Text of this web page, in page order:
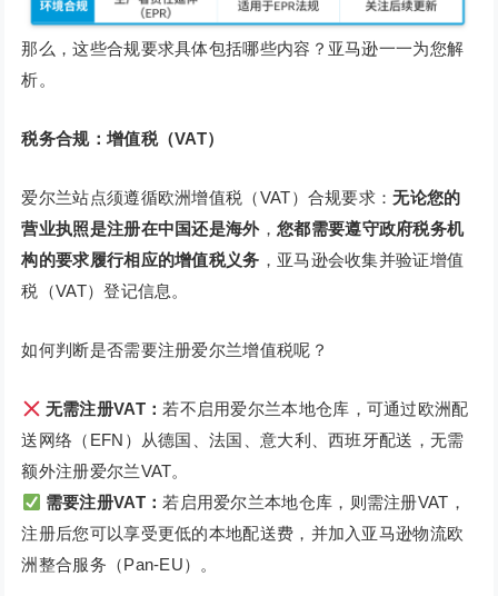
那么，这些合规要求具体包括哪些内容？亚马逊一一为您解
析。
税务合规：增值税（VAT）
爱尔兰站点须遵循欧洲增值税（VAT）合规要求：无论您的
营业执照是注册在中国还是海外， 您都需要遵守政府税务机
构的要求履行相应的增值税义务 ，亚马逊会收集并验证增值
税（VAT）登记信息。
如何判断是否需要注册爱尔兰增值税呢？
无需注册VAT： 若不启用爱尔兰本地仓库，可通过欧洲配
送网络（EFN）从德国、法国、意大利、西班牙配送，无需
额外注册爱尔兰VAT。
需要注册VAT： 若启用爱尔兰本地仓库，则需注册VAT，
注册后您可以享受更低的本地配送费，并加入亚马逊物流欧
洲整合服务（Pan-EU）。